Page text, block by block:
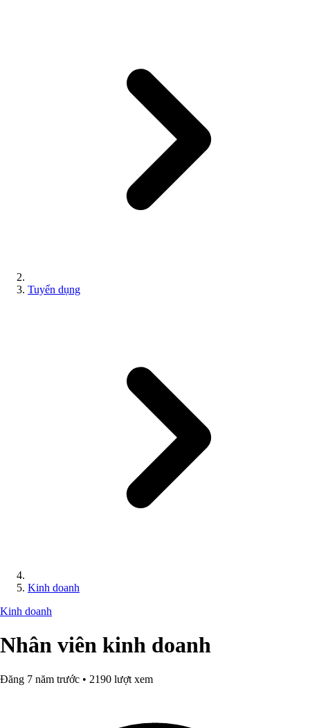
Tuyển dụng
Kinh doanh
Kinh doanh
Nhân viên kinh doanh
Đăng 7 năm trước • 2190 lượt xem